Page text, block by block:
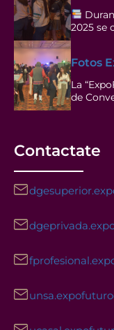
2025 se
Fotos
La
de
Contactate